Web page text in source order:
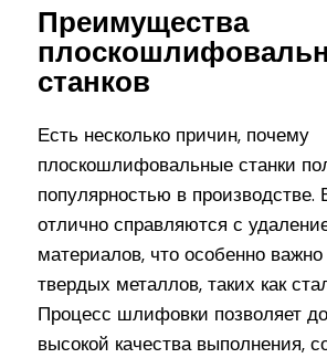
Преимущества
станков
Есть несколько причин, почему
плоскошлифовальные станки
популярностью в
отлично справляются с
материалов, что особенно
твердых металлов, таких как
Процесс шлифовки позволяет
высокой качества выполнения,